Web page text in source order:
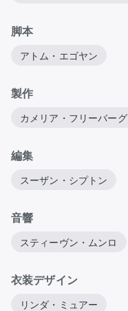
脚本
アトム・エゴヤン
製作
カメリア・フリーバーグ
編集
スーザン・シプトン
音響
スティーヴン・ムンロ
衣装デザイン
リンダ・ミュアー